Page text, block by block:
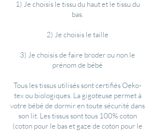
1) Je choisis le tissu du haut et le tissu du
bas.
2) Je choisis le taille
3) Je choisis de faire broder ou non le
prénom de bébé
Tous les tissus utilisés sont certifiés Oeko-
tex ou biologiques. La gigoteuse permet à
votre bébé de dormir en toute sécurité dans
son lit. Les tissus sont tous 100% coton
(coton pour le bas et gaze de coton pour le